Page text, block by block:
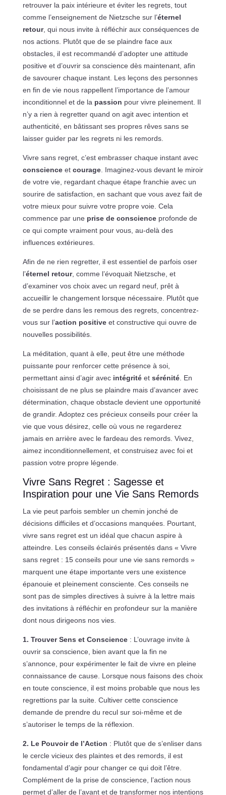
retrouver la paix intérieure et éviter les regrets, tout
comme l’enseignement de Nietzsche sur l’éternel
retour, qui nous invite à réfléchir aux conséquences de
nos actions. Plutôt que de se plaindre face aux
obstacles, il est recommandé d’adopter une attitude
positive et d’ouvrir sa conscience dès maintenant, afin
de savourer chaque instant. Les leçons des personnes
en fin de vie nous rappellent l’importance de l’amour
inconditionnel et de la passion pour vivre pleinement. Il
n’y a rien à regretter quand on agit avec intention et
authenticité, en bâtissant ses propres rêves sans se
laisser guider par les regrets ni les remords.
Vivre sans regret, c’est embrasser chaque instant avec
conscienceet courage. Imaginez-vous devant le miroir
de votre vie, regardant chaque étape franchie avec un
sourire de satisfaction, en sachant que vous avez fait de
votre mieux pour suivre votre propre voie. Cela
commence par une prise de conscienceprofonde de
ce qui compte vraiment pour vous, au-delà des
influences extérieures.
Afin de ne rien regretter, il est essentiel de parfois oser
l’éternel retour, comme l’évoquait Nietzsche, et
d’examiner vos choix avec un regard neuf, prêt à
accueillir le changement lorsque nécessaire. Plutôt que
de se perdre dans les remous des regrets, concentrez-
vous sur l’action positiveet constructive qui ouvre de
nouvelles possibilités.
La méditation, quant à elle, peut être une méthode
puissante pour renforcer cette présence à soi,
permettant ainsi d’agir avec intégritéet sérénité. En
choisissant de ne plus se plaindre mais d’avancer avec
détermination, chaque obstacle devient une opportunité
de grandir. Adoptez ces précieux conseils pour créer la
vie que vous désirez, celle où vous ne regarderez
jamais en arrière avec le fardeau des remords. Vivez,
aimez inconditionnellement, et construisez avec foi et
passion votre propre légende.
Vivre Sans Regret : Sagesse et
Inspiration pour une Vie Sans Remords
La vie peut parfois sembler un chemin jonché de
décisions difficiles et d’occasions manquées. Pourtant,
vivre sans regret est un idéal que chacun aspire à
atteindre. Les conseils éclairés présentés dans « Vivre
sans regret : 15 conseils pour une vie sans remords »
marquent une étape importante vers une existence
épanouie et pleinement consciente. Ces conseils ne
sont pas de simples directives à suivre à la lettre mais
des invitations à réfléchir en profondeur sur la manière
dont nous dirigeons nos vies.
1. Trouver Sens et Conscience: L’ouvrage invite à
ouvrir sa conscience, bien avant que la fin ne
s’annonce, pour expérimenter le fait de vivre en pleine
connaissance de cause. Lorsque nous faisons des choix
en toute conscience, il est moins probable que nous les
regrettions par la suite. Cultiver cette conscience
demande de prendre du recul sur soi-même et de
s’autoriser le temps de la réflexion.
2. Le Pouvoir de l’Action : Plutôt que de s’enliser dans
le cercle vicieux des plaintes et des remords, il est
fondamental d’agir pour changer ce qui doit l’être.
Complément de la prise de conscience, l’action nous
permet d’aller de l’avant et de transformer nos intentions